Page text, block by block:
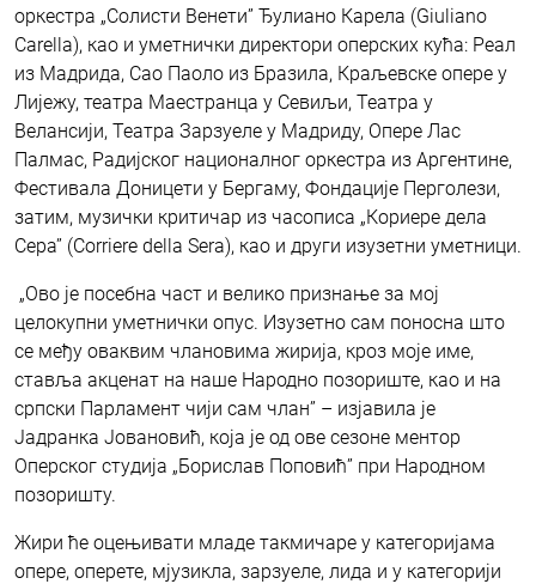
оркестра „Солисти Венети” Ђулиано Карела (Giuliano
Carella), као и уметнички директори оперских кућа: Реал
из Мадрида, Сао Паоло из Бразила, Краљевске опере у
Лијежу, театра Маестранца у Севиљи, Театра у
Велансији, Театра Зарзуеле у Мадриду, Опере Лас
Палмас, Радијског националног оркестра из Аргентине,
Фестивала Доницети у Бергаму, Фондације Перголези,
затим, музички критичар из часописа „Кориере дела
Сера” (Corriere della Sera), као и други изузетни уметници.
„Ово је посебна част и велико признање за мој
целокупни уметнички опус. Изузетно сам поносна што
се међу оваквим члановима жирија, кроз моје име,
ставља акценат на наше Народно позориште, као и на
српски Парламент чији сам члан” – изјавила је
Јадранка Јовановић, која је од ове сезоне ментор
Оперског студија „Борислав Поповић” при Народном
позоришту.
Жири ће оцењивати младе такмичаре у категоријама
опере, оперете, мјузикла, зарзуеле, лида и у категорији